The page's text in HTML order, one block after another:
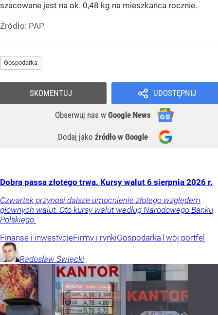
szacowane jest na ok. 0,48 kg na mieszkańca rocznie.
Źródło: PAP
Gospodarka
UDOSTĘPNIJ
Obserwuj nas w Google News
Dodaj jako źródło w Google
SKOMENTUJ
Dobra passa złotego trwa. Kursy walut 6 sierpnia 2026 r.
Czwartek przynosi dalsze umocnienie złotego względem
głównych walut. Oto kursy walut według Narodowego Banku
Polskiego.
Finanse i inwestycjeFirmy i rynkiGospodarkaTwój portfel
Radosław Święcki